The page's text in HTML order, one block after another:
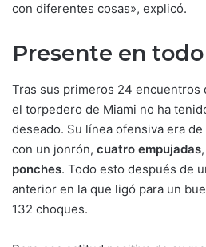
con diferentes cosas», explicó.
Presente en
Tras sus primeros 24 encuentros
el torpedero de Miami no ha
deseado. Su línea ofensiva era de
con un jonrón, cuatro empujadas
ponches. Todo esto después de
anterior en la que ligó para un
132 choques.